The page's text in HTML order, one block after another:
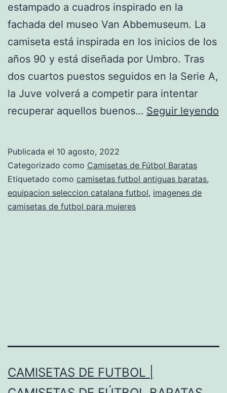
estampado a cuadros inspirado en la
fachada del museo Van Abbemuseum. La
camiseta está inspirada en los inicios de los
años 90 y está diseñada por Umbro. Tras
dos cuartos puestos seguidos en la Serie A,
la Juve volverá a competir para intentar
recuperar aquellos buenos… Seguir leyendo
Publicada el 10 agosto, 2022
Categorizado como Camisetas de Fútbol Baratas
Etiquetado como camisetas futbol antiguas baratas,
equipacion seleccion catalana futbol, imagenes de
camisetas de futbol para mujeres
CAMISETAS DE FUTBOL |